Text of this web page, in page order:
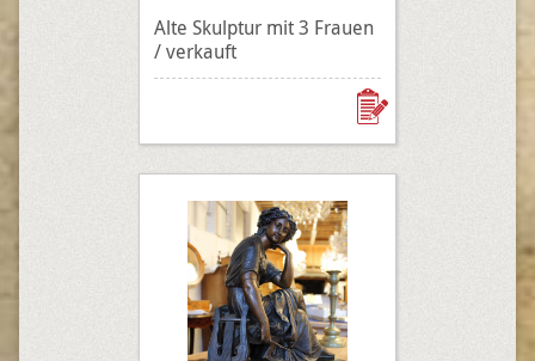
Alte Skulptur mit 3 Frauen
/ verkauft